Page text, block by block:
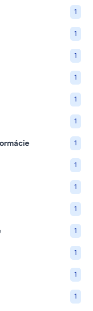
1
1
1
1
1
1
1
1
1
1
1
1
1
1